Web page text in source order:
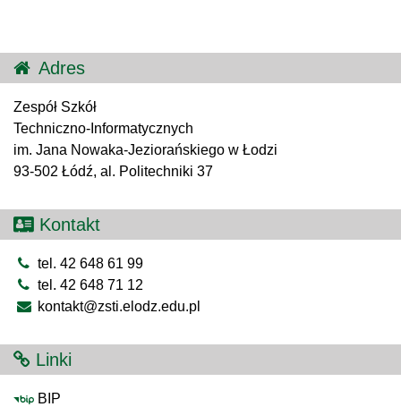
Adres
Zespół Szkół
Techniczno-Informatycznych
im. Jana Nowaka-Jeziorańskiego w Łodzi
93-502 Łódź, al. Politechniki 37
Kontakt
tel. 42 648 61 99
tel. 42 648 71 12
kontakt@zsti.elodz.edu.pl
Linki
BIP